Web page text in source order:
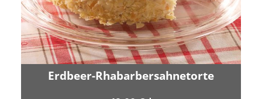
Erdbeer-Rhabarbersahnetorte